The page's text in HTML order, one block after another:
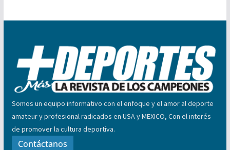
Somos un equipo informativo con el enfoque y el amor al deporte
amateur y profesional radicados en USA y MEXICO, Con el interés
de promover la cultura deportiva.
Contáctanos